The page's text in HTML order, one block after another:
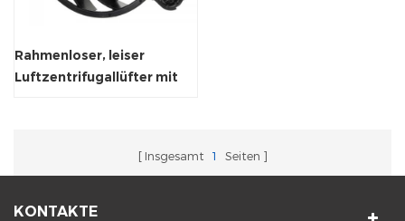
Rahmenloser, leiser
Luftzentrifugallüfter mit
Insgesamt 1 Seiten
KONTAKTE